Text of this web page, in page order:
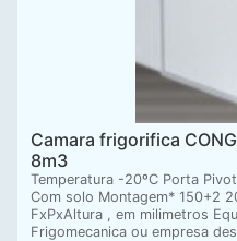
Camara frigorifica
8m3
Temperatura -20ºC Porta
Com solo Montagem* 150+2
FxPxAltura , em milimetros
Frigomecanica ou empresa